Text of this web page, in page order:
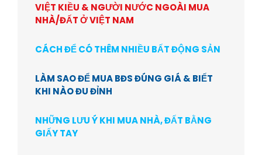
VIỆT KIỀU & NGƯỜI NƯỚC NGOÀI MUA
NHÀ/ĐẤT Ở VIỆT NAM
CÁCH ĐỂ CÓ THÊM NHIỀU BẤT ĐỘNG SẢN
LÀM SAO ĐỂ MUA BĐS ĐÚNG GIÁ & BIẾT
KHI NÀO ĐU ĐỈNH
NHỮNG LƯU Ý KHI MUA NHÀ, ĐẤT BẰNG
GIẤY TAY